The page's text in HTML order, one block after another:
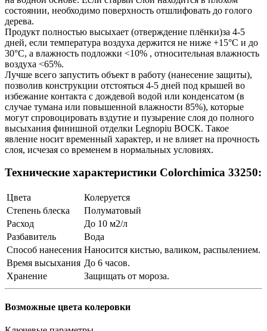
состоянии, необходимо поверхность отшлифовать до голого
дерева.
Продукт полностью высыхает (отверждение плёнки)за 4-5
дней, если температура воздуха держится не ниже +15°С и до
30°С, а влажность подложки <10% , относительная влажность
воздуха <65%.
Лучше всего запустить объект в работу (нанесение защиты),
позволив конструкции отстояться 4-5 дней под крышей во
избежание контакта с дождевой водой или конденсатом (в
случае тумана или повышенной влажности 85%), которые
могут спровоцировать вздутие и пузырение слоя до полного
высыхания финишной отделки Legnopiu ВОСК. Такое
явление носит временный характер, и не влияет на прочность
слоя, исчезая со временем в нормальных условиях.
Технические характеристики Colorchimica 33250:
Цвета
Колеруется
Степень блеска
Полуматовый
Расход
До 10 м2/л
Разбавитель
Вода
Способ нанесения Наносится кистью, валиком, распылением.
Время высыхания До 6 часов.
Хранение
Защищать от мороза.
Возможные цвета колеровки